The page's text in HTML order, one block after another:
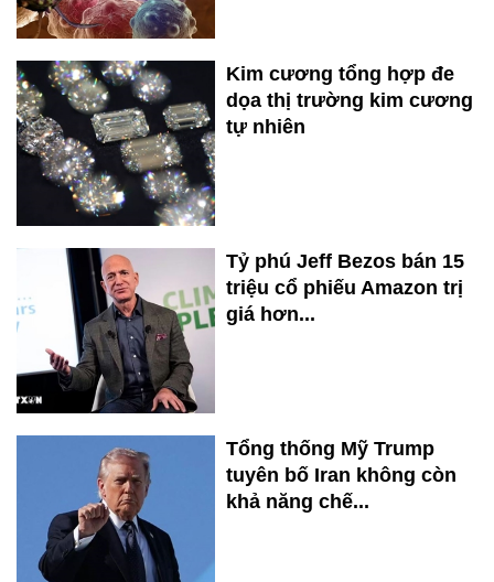
Kim cương tổng hợp đe
dọa thị trường kim cương
tự nhiên
Tỷ phú Jeff Bezos bán 15
triệu cổ phiếu Amazon trị
giá hơn...
Tổng thống Mỹ Trump
tuyên bố Iran không còn
khả năng chế...